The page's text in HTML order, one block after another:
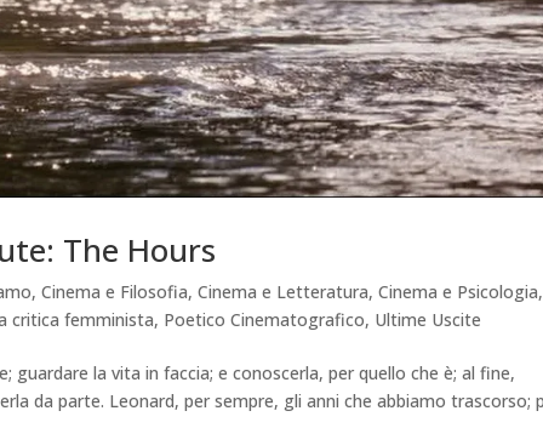
The Hours
,Cinema e Filosofia,Cinema e Letteratura,Cinema e Psicologia,
critica femminista, Poetico Cinematografico, Ultime Uscite
guardare la vita in faccia; e conoscerla, per quello che è; al fine,
da parte. Leonard, per sempre, gli anni che abbiamo trascorso;